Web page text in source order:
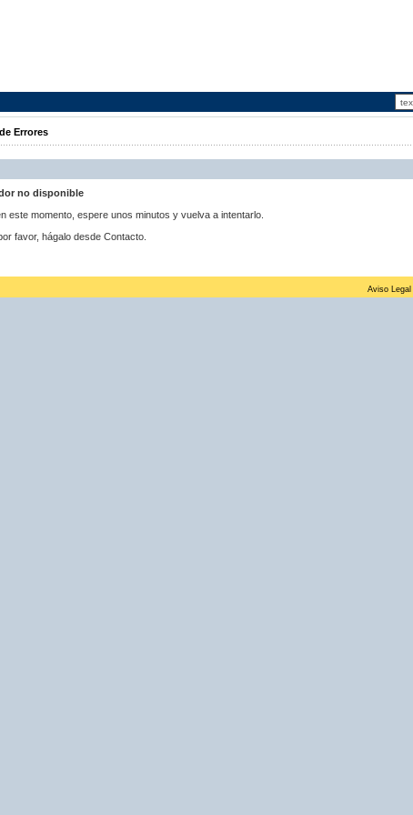
Errores
no disponible
este momento, espere unos minutos y vuelva a intentarlo.
favor, hágalo desde Contacto.
Aviso Legal